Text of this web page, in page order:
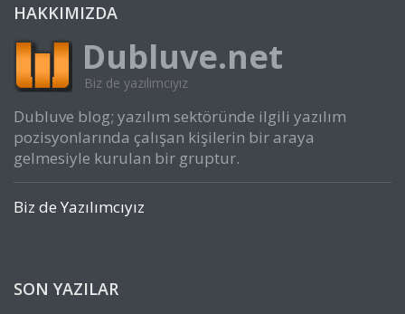
HAKKIMIZDA
Dubluve.net
Biz de yazılımcıyız
Dubluve blog; yazılım sektöründe ilgili yazılım
pozisyonlarında çalışan kişilerin bir araya
gelmesiyle kurulan bir gruptur.
Biz de Yazılımcıyız
SON YAZILAR